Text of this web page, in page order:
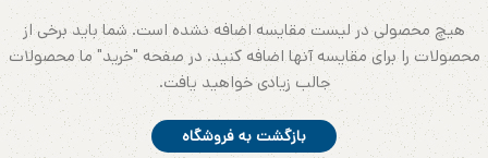
هیچ محصولی در لیست مقایسه اضافه نشده است. شما باید برخی از
محصولات را برای مقایسه آنها اضافه کنید.در صفحه "خرید" ما محصولات
جالب زیادی خواهید یافت.
بازگشت به فروشگاه